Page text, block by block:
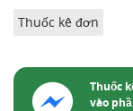
Thuốc kê đơn
Thuốc
vào